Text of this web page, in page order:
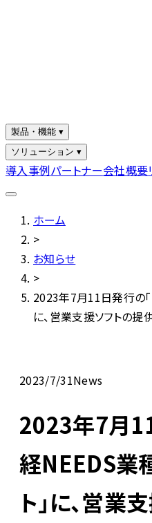
製品・機能 ▾
ソリューション ▾
導入事例パートナー会社概要
ホーム
>
お知らせ
>
2023年7月11日発行の
に、営業支援ソフトの
2023/7/31News
2023年7月
経NEEDS業
ト」に、営業